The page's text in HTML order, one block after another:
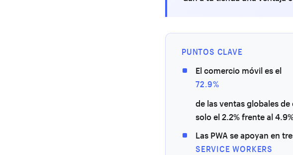
PUNTOS CLAVE
El comercio móvil es el
72.9%
de las ventas globales
solo el 2.2% frente al
Las PWA se apoyan en
SERVICE WORKERS